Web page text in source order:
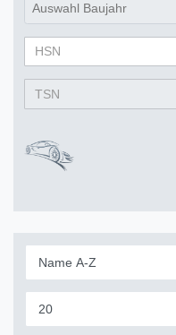
Auswahl Baujahr